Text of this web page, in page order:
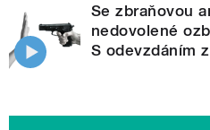
Se zbraňovou
nedovolené
S odevzdáním